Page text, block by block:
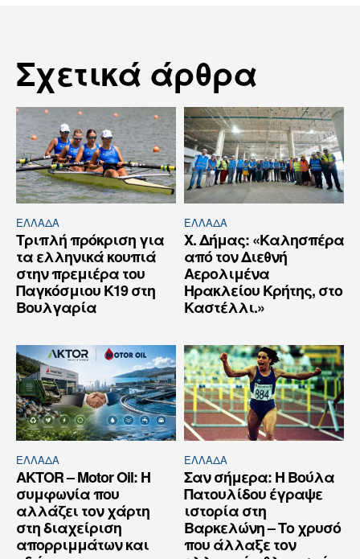
Σχετικά άρθρα
ΕΛΛΆΔΑ
Τριπλή πρόκριση για
τα ελληνικά κουπιά
στην πρεμιέρα του
Παγκόσμιου Κ19 στη
Βουλγαρία
ΕΛΛΆΔΑ
Χ. Δήμας: «Καλησπέρα
από τον Διεθνή
Αερολιμένα
Ηρακλείου Κρήτης, στο
Καστέλλι.»
ΕΛΛΆΔΑ
AKTOR – Motor Oil: Η
συμφωνία που
αλλάζει τον χάρτη
στη διαχείριση
απορριμμάτων και
ΕΛΛΆΔΑ
Σαν σήμερα: Η Βούλα
Πατουλίδου έγραψε
ιστορία στη
Βαρκελώνη – Το χρυσό
που άλλαξε τον